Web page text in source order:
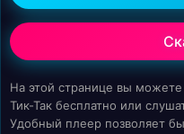
На этой странице вы
Тик-Так бесплатно или
Удобный плеер позволяет